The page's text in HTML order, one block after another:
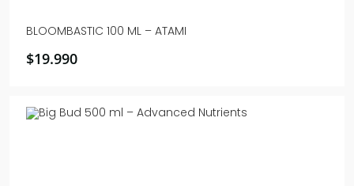
BLOOMBASTIC 100 ML – ATAMI
$19.990